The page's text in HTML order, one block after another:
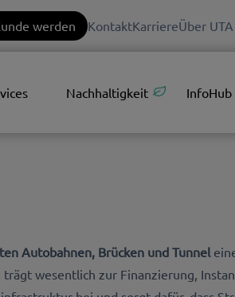
werden KontaktKarriereÜber
Nachhaltigkeit InfoHub
Autobahnen, Brücken und Tunnel
trägt wesentlich zur Finanzierung,